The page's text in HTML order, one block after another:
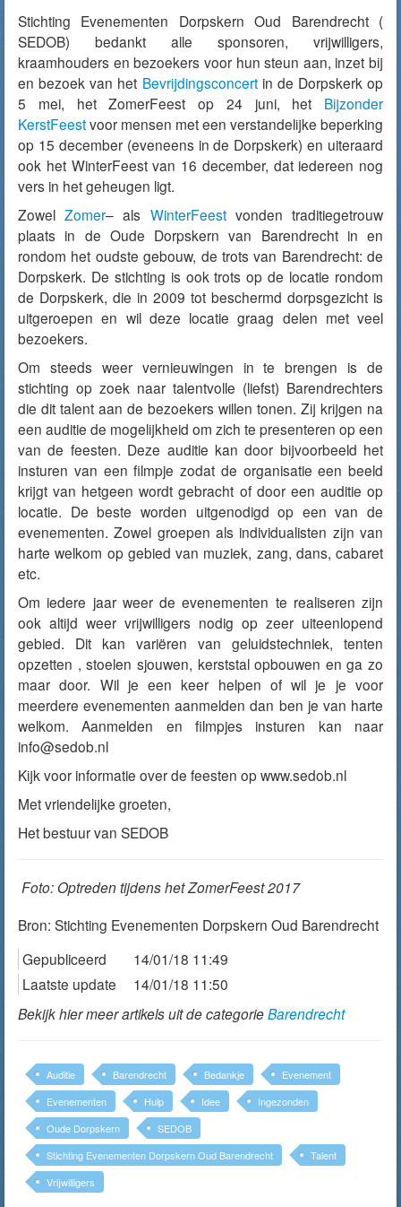
Stichting Evenementen Dorpskern Oud Barendrecht (
SEDOB) bedankt alle sponsoren, vrijwilligers,
kraamhouders en bezoekers voor hun steun aan, inzet bij
en bezoek van het Bevrijdingsconcertin de Dorpskerk op
5 mei, het ZomerFeest op 24 juni, het Bijzonder
KerstFeestvoor mensen met een verstandelijke beperking
op 15 december (eveneens in de Dorpskerk) en uiteraard
ook het WinterFeest van 16 december, dat iedereen nog
vers in het geheugen ligt.
ZowelZomer– als WinterFeestvonden traditiegetrouw
plaats in de Oude Dorpskern van Barendrecht in en
rondom het oudste gebouw, de trots van Barendrecht: de
Dorpskerk. De stichting is ook trots op de locatie rondom
de Dorpskerk, die in 2009 tot beschermd dorpsgezicht is
uitgeroepen en wil deze locatie graag delen met veel
bezoekers.
Om steeds weer vernieuwingen in te brengen is de
stichting op zoek naar talentvolle (liefst) Barendrechters
die dit talent aan de bezoekers willen tonen. Zij krijgen na
een auditie de mogelijkheid om zich te presenteren op een
van de feesten. Deze auditie kan door bijvoorbeeld het
insturen van een filmpje zodat de organisatie een beeld
krijgt van hetgeen wordt gebracht of door een auditie op
locatie. De beste worden uitgenodigd op een van de
evenementen. Zowel groepen als individualisten zijn van
harte welkom op gebied van muziek, zang, dans, cabaret
etc.
Om iedere jaar weer de evenementen te realiseren zijn
ook altijd weer vrijwilligers nodig op zeer uiteenlopend
gebied. Dit kan variëren van geluidstechniek, tenten
opzetten , stoelen sjouwen, kerststal opbouwen en ga zo
maar door. Wil je een keer helpen of wil je je voor
meerdere evenementen aanmelden dan ben je van harte
welkom. Aanmelden en filmpjes insturen kan naar
info@sedob.nl
Kijk voor informatie over de feesten op www.sedob.nl
Met vriendelijke groeten,
Het bestuur van SEDOB
Foto: Optreden tijdens het ZomerFeest 2017
Bron: Stichting Evenementen Dorpskern Oud Barendrecht
Gepubliceerd
14/01/18 11:49
Laatste update
14/01/18 11:50
Bekijk hier meer artikels uit de categorieBarendrecht
Auditie Barendrecht Bedankje
Evenement
Evenementen
Hulp Idee
Ingezonden
Oude Dorpskern
SEDOB
Stichting Evenementen Dorpskern Oud Barendrecht
Talent
Vrijwilligers